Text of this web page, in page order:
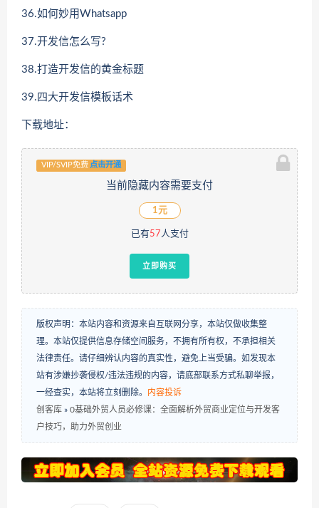
36.如何妙用Whatsapp
37.开发信怎么写?
38.打造开发信的黄金标题
39.四大开发信模板话术
下载地址：
VIP/SVIP免费 点击开通
当前隐藏内容需要支付
1元
已有 57人支付
立即购买
版权声明：本站内容和资源来自互联网分享，本站仅做收集整
理。本站仅提供信息存储空间服务，不拥有所有权，不承担相关
法律责任。请仔细辨认内容的真实性，避免上当受骗。如发现本
站有涉嫌抄袭侵权/违法违规的内容，请底部联系方式私聊举报，
一经查实，本站将立刻删除。 内容投诉
创客库 » 0基础外贸人员必修课：全面解析外贸商业定位与开发客
户技巧，助力外贸创业